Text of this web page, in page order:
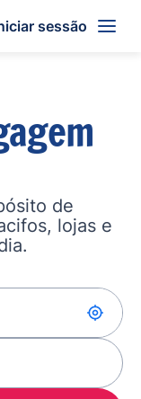
sessão
de
lojas e